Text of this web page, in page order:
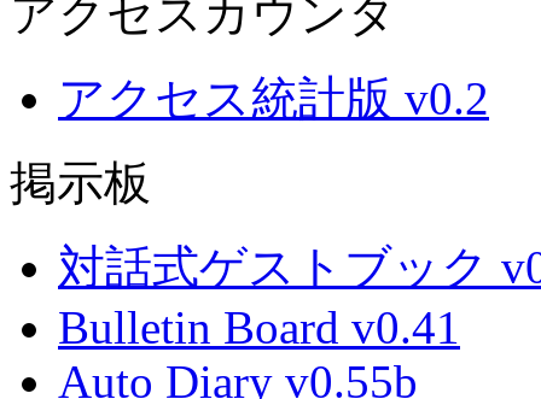
アクセスカウンタ
アクセス統計版 v0.2
掲示板
対話式ゲストブック
Bulletin Board v0.41
Auto Diary v0.55b